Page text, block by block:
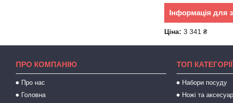
Інформація для
Ціна: 3 341 ₴
ПРО КОМПАНІЮ
Про нас
Головна
ТОП КАТЕГОРІЇ
Набори посуду
Ножі та